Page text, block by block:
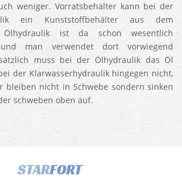
weniger. Vorratsbehälter kann bei der
ein Kunststoffbehälter aus dem
Ölhydraulik ist da schon wesentlich
und man verwendet dort vorwiegend
muss bei der Ölhydraulik das Öl
der Klarwasserhydraulik hingegen nicht,
bleiben nicht in Schwebe sondern sinken
schweben oben auf.
STARFORT